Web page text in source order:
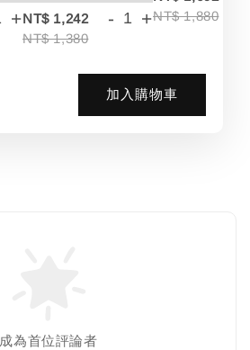
+NT$ 1,242
NT$ 1,380
- +NT$ 1,880
加入購物車
成為首位評論者